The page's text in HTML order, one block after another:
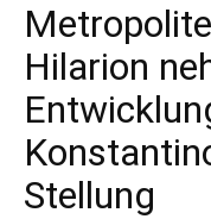
Hilarion
Stellung